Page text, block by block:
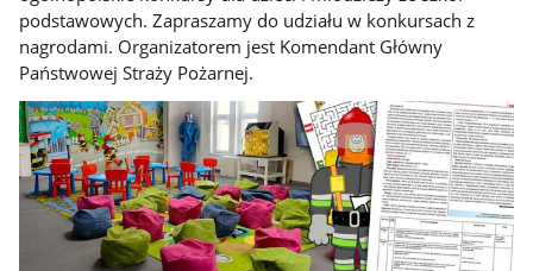
podstawowych. Zapraszamy do udziału w konkursach z
nagrodami. Organizatorem jest Komendant Główny
Państwowej Straży Pożarnej.